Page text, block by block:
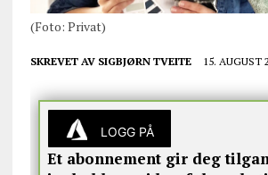
(Foto: Privat)
SKREVET AV SIGBJØRN TVEITE 15. AUGUST
LOGG PÅ
Et abonnement gir deg